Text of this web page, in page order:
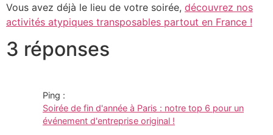
Vous avez déjà le lieu de votre soirée, découvrez nos
activités atypiques transposables partout en France !
3 réponses
Ping :
Soirée de fin d'année à Paris : notre top 6 pour un
événement d'entreprise original !